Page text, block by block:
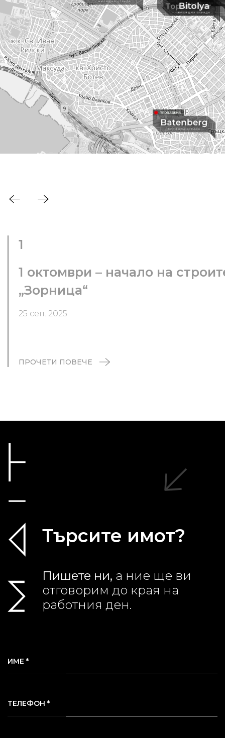
1
1 октомври – начало на
„Зорница“
25 сеп. 2025
ПРОЧЕТИ ПОВЕЧЕ
Търсите имот?
Пишете ни, а ние ще ви
отговорим до края на
работния ден.
ИМЕ *
ТЕЛЕФОН *